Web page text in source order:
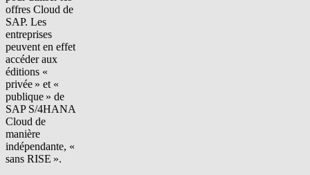
offres Cloud de
SAP. Les
entreprises
peuvent en effet
accéder aux
éditions «
privée » et «
publique » de
SAP S/4HANA
Cloud de
manière
indépendante, «
sans RISE ».